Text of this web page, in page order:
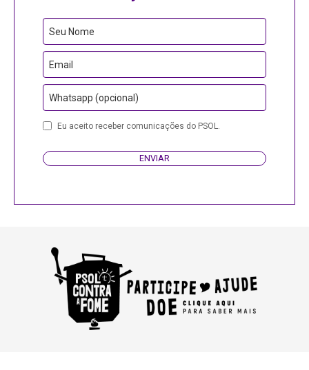
Business
Email
Seu Nome
Email
Whatsapp (opcional)
Eu aceito receber comunicações do PSOL.
ENVIAR